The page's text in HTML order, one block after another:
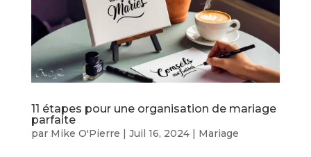
11 étapes pour une organisation de mariage
parfaite
par Mike O'Pierre Juil 16, 2024| Mariage